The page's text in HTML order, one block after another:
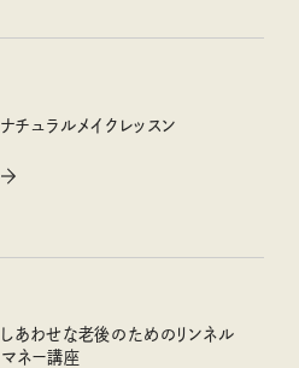
ナチュラルメイクレッスン
しあわせな老後のためのリンネル
マネー講座